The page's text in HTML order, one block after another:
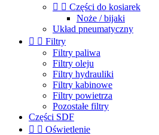
  Części do kosiarek
Noże / bijaki
Układ pneumatyczny
  Filtry
Filtry paliwa
Filtry oleju
Filtry hydrauliki
Filtry kabinowe
Filtry powietrza
Pozostałe filtry
Części SDF
  Oświetlenie